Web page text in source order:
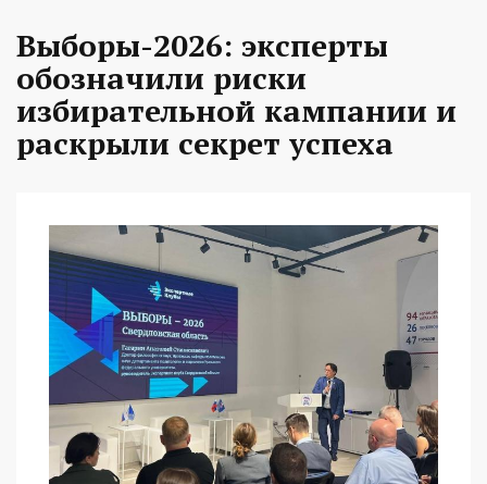
Выборы-2026: эксперты
обозначили риски
избирательной кампании и
раскрыли секрет успеха